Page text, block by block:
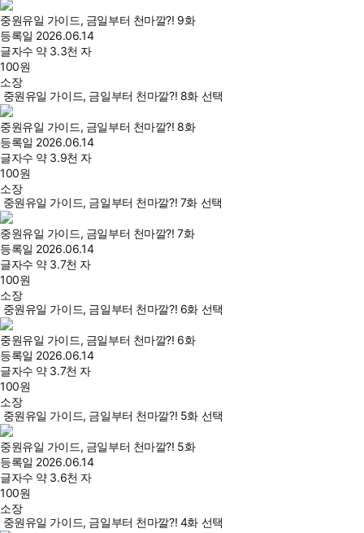
중원유일 가이드, 금일부터 천마깔?! 9화
등록일 2026.06.14
글자수 약 3.3천 자
100원
소장
중원유일 가이드, 금일부터 천마깔?! 8화 선택
중원유일 가이드, 금일부터 천마깔?! 8화
등록일 2026.06.14
글자수 약 3.9천 자
100원
소장
중원유일 가이드, 금일부터 천마깔?! 7화 선택
중원유일 가이드, 금일부터 천마깔?! 7화
등록일 2026.06.14
글자수 약 3.7천 자
100원
소장
중원유일 가이드, 금일부터 천마깔?! 6화 선택
중원유일 가이드, 금일부터 천마깔?! 6화
등록일 2026.06.14
글자수 약 3.7천 자
100원
소장
중원유일 가이드, 금일부터 천마깔?! 5화 선택
중원유일 가이드, 금일부터 천마깔?! 5화
등록일 2026.06.14
글자수 약 3.6천 자
100원
소장
중원유일 가이드, 금일부터 천마깔?! 4화 선택